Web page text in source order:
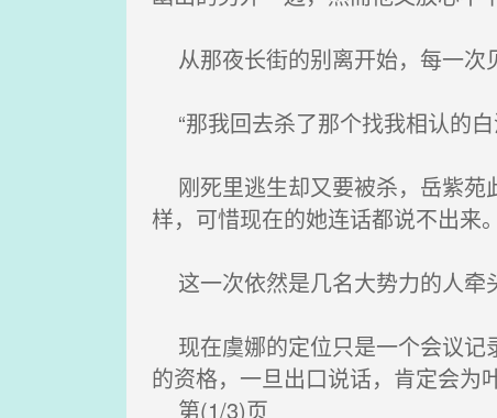
从那夜长街的别离开始，每一次
“那我回去杀了那个找我相认的白
刚死里逃生却又要被杀，岳紫苑
样，可惜现在的她连话都说不出来。
这一次依然是几名大势力的人牵
现在虞娜的定位只是一个会议记
的资格，一旦出口说话，肯定会为
第(1/3)页